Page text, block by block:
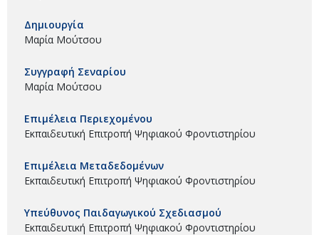
Δημιουργία
Μαρία Μούτσου
Συγγραφή Σεναρίου
Μαρία Μούτσου
Επιμέλεια Περιεχομένου
Εκπαιδευτική Επιτροπή Ψηφιακού Φροντιστηρίου
Επιμέλεια Μεταδεδομένων
Εκπαιδευτική Επιτροπή Ψηφιακού Φροντιστηρίου
Υπεύθυνος Παιδαγωγικού Σχεδιασμού
Εκπαιδευτική Επιτροπή Ψηφιακού Φροντιστηρίου